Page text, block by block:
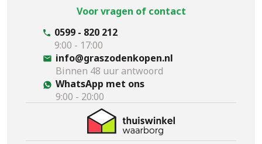
Voor vragen of contact
0599 - 820 212
9:00 - 17:00
info@graszodenkopen.nl
Binnen 48 uur antwoord
WhatsApp met ons
9:00 - 20:00